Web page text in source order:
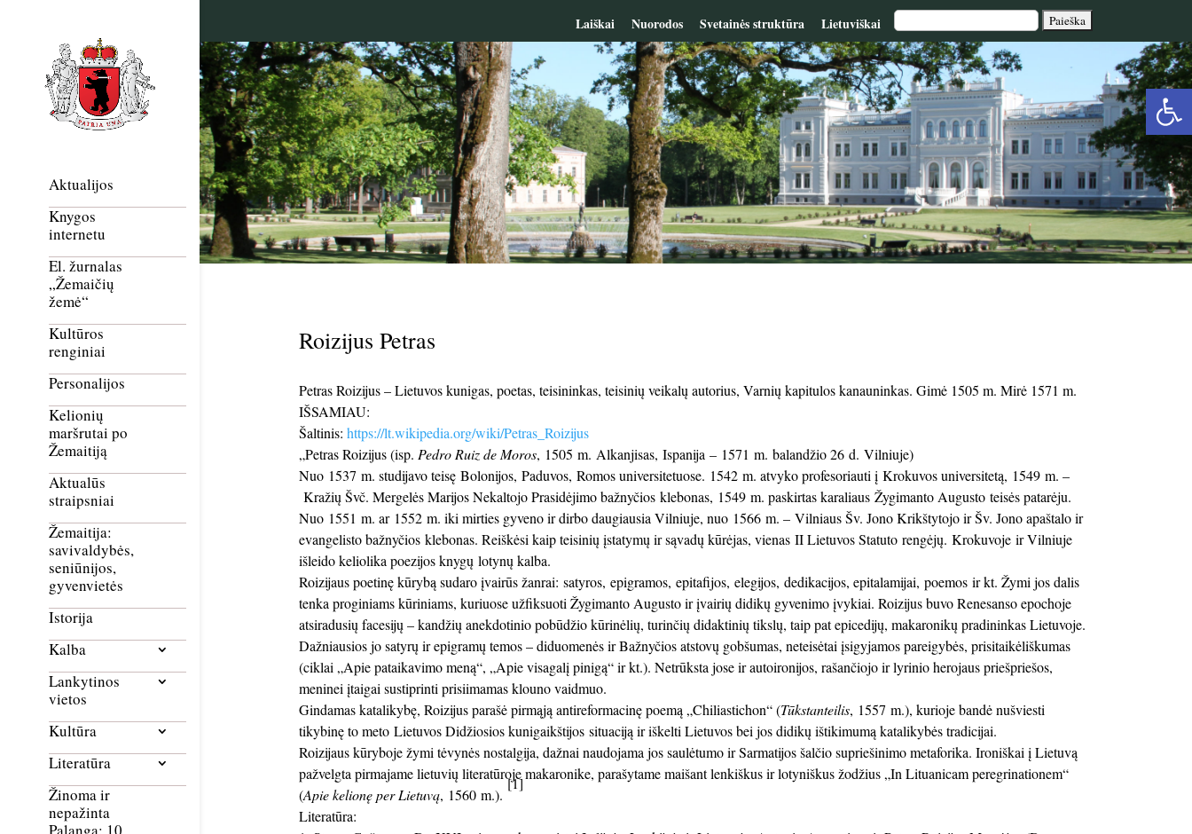
Laiškai Nuorodos Svetainės struktūra Lietuviškai
Aktualijos
Knygos
internetu
El. žurnalas
„Žemaičių
žemė“
Kultūros
renginiai
Personalijos
Kelionių
maršrutai po
Žemaitiją
Aktualūs
straipsniai
Žemaitija:
savivaldybės,
seniūnijos,
gyvenvietės
Istorija
Kalba
Lankytinos
vietos
Kultūra
Literatūra
Žinoma ir
nepažinta
Roizijus Petras
Petras Roizijus – Lietuvos kunigas, poetas, teisininkas, teisinių veikalų autorius, Varnių kapitulos kanauninkas. Gimė 1505 m. Mirė 1571 m.
IŠSAMIAU:
Šaltinis: https://lt.wikipedia.org/wiki/Petras_Roizijus
„Petras Roizijus (isp. Pedro Ruiz de Moros, 1505 m. Alkanjisas, Ispanija – 1571 m. balandžio 26 d. Vilniuje)
Nuo 1537 m. studijavo teisę Bolonijos, Paduvos, Romos universitetuose. 1542 m. atvyko profesoriauti į Krokuvos universitetą, 1549 m. –
Kražių Švč. Mergelės Marijos Nekaltojo Prasidėjimo bažnyčios klebonas, 1549 m. paskirtas karaliaus Žygimanto Augusto teisės patarėju.
Nuo 1551 m. ar 1552 m. iki mirties gyveno ir dirbo daugiausia Vilniuje, nuo 1566 m. – Vilniaus Šv. Jono Krikštytojo ir Šv. Jono apaštalo ir
evangelisto bažnyčios klebonas. Reiškėsi kaip teisinių įstatymų ir sąvadų kūrėjas, vienas II Lietuvos Statuto rengėjų. Krokuvoje ir Vilniuje
išleido keliolika poezijos knygų lotynų kalba.
Roizijaus poetinę kūrybą sudaro įvairūs žanrai: satyros, epigramos, epitafijos, elegijos, dedikacijos, epitalamijai, poemos ir kt. Žymi jos dalis
tenka proginiams kūriniams, kuriuose užfiksuoti Žygimanto Augusto ir įvairių didikų gyvenimo įvykiai. Roizijus buvo Renesanso epochoje
atsiradusių facesijų – kandžių anekdotinio pobūdžio kūrinėlių, turinčių didaktinių tikslų, taip pat epicedijų, makaronikų pradininkas Lietuvoje.
Dažniausios jo satyrų ir epigramų temos – diduomenės ir Bažnyčios atstovų gobšumas, neteisėtai įsigyjamos pareigybės, prisitaikėliškumas
(ciklai „Apie pataikavimo meną“, „Apie visagalį pinigą“ ir kt.). Netrūksta jose ir autoironijos, rašančiojo ir lyrinio herojaus priešpriešos,
meninei įtaigai sustiprinti prisiimamas klouno vaidmuo.
Gindamas katalikybę, Roizijus parašė pirmąją antireformacinę poemą „Chiliastichon“ (Tūkstanteilis, 1557 m.), kurioje bandė nušviesti
tikybinę to meto Lietuvos Didžiosios kunigaikštijos situaciją ir iškelti Lietuvos bei jos didikų ištikimumą katalikybės tradicijai.
Roizijaus kūryboje žymi tėvynės nostalgija, dažnai naudojama jos saulėtumo ir Sarmatijos šalčio supriešinimo metaforika. Ironiškai į Lietuvą
pažvelgta pirmajame lietuvių literatūroje makaronike, parašytame maišant lenkiškus ir lotyniškus žodžius „In Lituanicam peregrinationem“
(Apie kelionę per Lietuvą, 1560 m.).
[1]
Literatūra: